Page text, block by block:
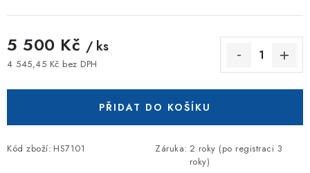
5 500 Kč / ks
4 545,45 Kč bez DPH
PŘIDAT DO KOŠÍKU
Kód zboží: HS7101 Záruka: 2 roky (po registraci 3
roky)